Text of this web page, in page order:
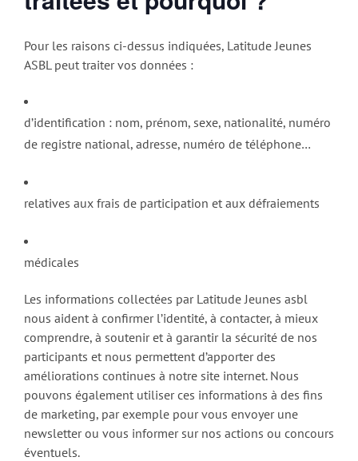
Pour les raisons ci-dessus indiquées, Latitude Jeunes
ASBL peut traiter vos données :
d’identification : nom, prénom, sexe, nationalité, numéro
de registre national, adresse, numéro de téléphone…
relatives aux frais de participation et aux défraiements
médicales
Les informations collectées par Latitude Jeunes asbl
nous aident à confirmer l’identité, à contacter, à mieux
comprendre, à soutenir et à garantir la sécurité de nos
participants et nous permettent d’apporter des
améliorations continues à notre site internet. Nous
pouvons également utiliser ces informations à des fins
de marketing, par exemple pour vous envoyer une
newsletter ou vous informer sur nos actions ou concours
éventuels.